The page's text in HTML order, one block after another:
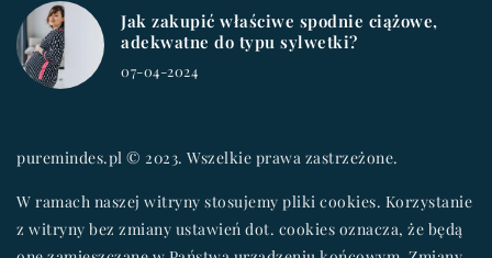
Jak zakupić właściwe spodnie ciążowe,
adekwatne do typu sylwetki?
07-04-2024
puremindes.pl © 2023. Wszelkie prawa zastrzeżone.
W ramach naszej witryny stosujemy pliki cookies. Korzystanie
z witryny bez zmiany ustawień dot. cookies oznacza, że będą